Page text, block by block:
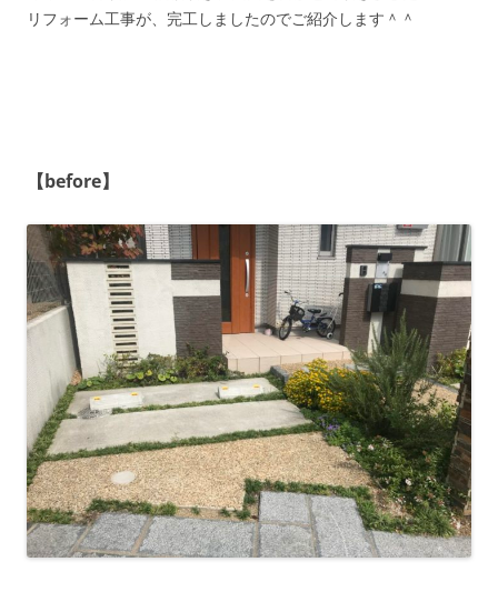
リフォーム工事が、完工しましたのでご紹介します＾＾
【before】